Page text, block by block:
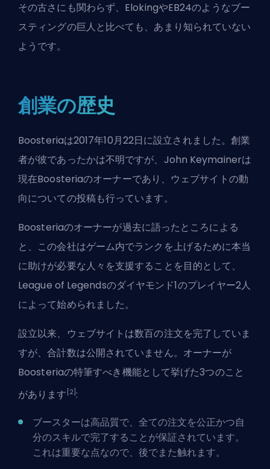
その古さにも関わらず、ElokingやEB24のようなブー
スティングの巨人と比べても、あまり知られていない
ようです。
創業の歴史
Boosteriaは2017年10月22日に設立されました。創業
者が彼であったかは不明ですが、John Keymainerは
現在Boosteriaのオーナーであり、ウェブサイトの動
向についての投稿も行っています。
Boosteriaのオーナーが過去に語ったところによる
と、この会社はゲーム内でランクを上げるために本当
に助けが必要な人々を支援することを目的として、
League of Legendsのダイヤモンド1のプレイヤー2人
によって始められました。
設立以来、ウェブサイトは数百の注文を完了していま
すが、合計数は公開されていません。オーナーが
Boosteriaの特筆すべき機能として挙げた3つのこと
があります [2] :
ブースターは高品質で、全ての注文を公正かつ自
分のスキルで完了することが保証されています。
これは重要な点なので、後でまた触れます。